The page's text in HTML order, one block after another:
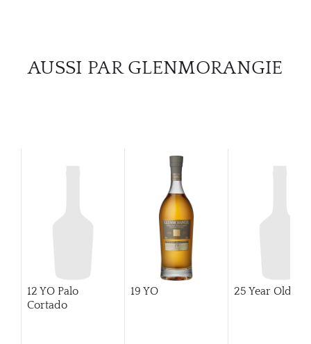
AUSSI PAR GLENMORANGIE
12 YO Palo
Cortado
19 YO 25 Year Old